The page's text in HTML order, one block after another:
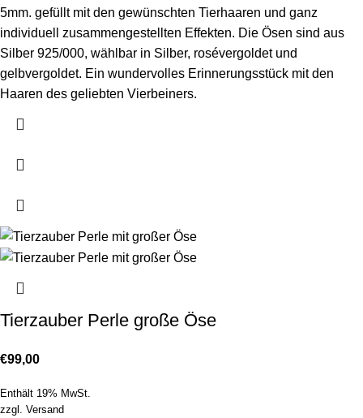
5mm. gefüllt mit den gewünschten Tierhaaren und ganz
individuell zusammengestellten Effekten. Die Ösen sind aus
Silber 925/000, wählbar in Silber, rosévergoldet und
gelbvergoldet. Ein wundervolles Erinnerungsstück mit den
Haaren des geliebten Vierbeiners.
Tierzauber Perle große Öse
€99,00
Enthält 19% MwSt.
zzgl. Versand